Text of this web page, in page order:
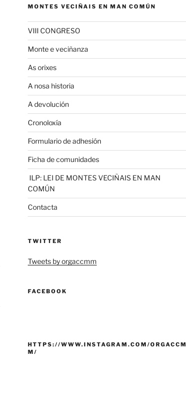
MONTES VECIÑAIS EN MAN COMÚN
VIII CONGRESO
Monte e veciñanza
As orixes
A nosa historia
A devolución
Cronoloxía
Formulario de adhesión
Ficha de comunidades
ILP: LEI DE MONTES VECIÑAIS EN MAN
COMÚN
Contacta
TWITTER
Tweets by orgaccmm
FACEBOOK
HTTPS://WWW.INSTAGRAM.COM/ORGACCM
M/